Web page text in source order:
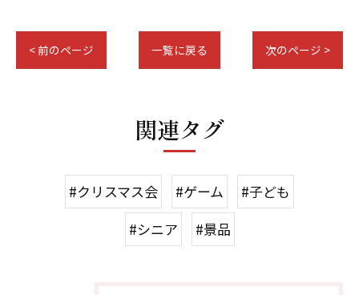
< 前のページ 一覧に戻る 次のページ >
関連タグ
#クリスマス会 #ゲーム
#子ども
#シニア
#景品